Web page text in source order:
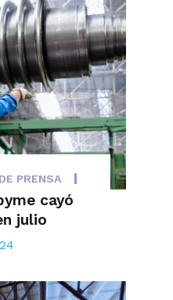
PRENSA
cayó
julio